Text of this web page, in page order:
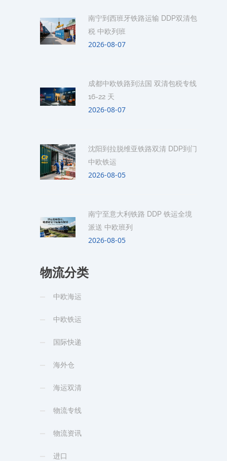
南宁到西班牙铁路运输 DDP双清包
税 中欧列班
2026-08-07
成都中欧铁路到法国 双清包税专线
16-22 天
2026-08-07
沈阳到拉脱维亚铁路双清 DDP到门
中欧铁运
2026-08-05
南宁至意大利铁路 DDP 铁运全境
派送 中欧班列
2026-08-05
物流分类
中欧海运
中欧铁运
国际快递
海外仓
海运双清
物流专线
物流资讯
进口